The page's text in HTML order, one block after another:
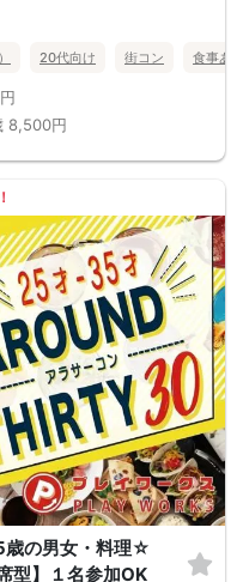
20代向け 街コン 食事あ
8,500円
歳の男女・料理☆
型】１名参加OK